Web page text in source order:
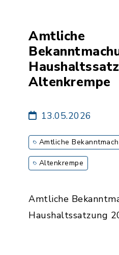
Amtliche
Altenkrempe
13.05.2026
Amtliche
Altenkrempe
Amtliche
Haushaltssatzung